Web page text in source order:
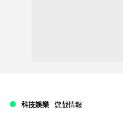
科技娛樂 遊戲情報